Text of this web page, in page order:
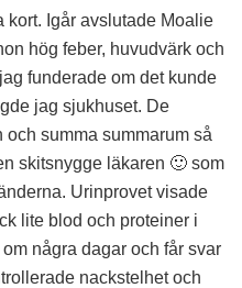
kort. Igår avslutade Moalie
hög feber, huvudvärk och
funderade om det kunde
jag sjukhuset. De
summa summarum så
skitsnygge läkaren 🙂 som
Urinprovet visade
lite blod och proteiner i
några dagar och får svar
nackstelhet och